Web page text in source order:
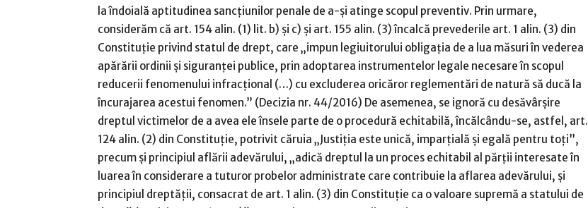
la îndoială aptitudinea sancţiunilor penale de a-şi atinge scopul preventiv. Prin urmare,
considerăm că art. 154 alin. (1) lit. b) şi c) şi art. 155 alin. (3) încalcă prevederile art. 1 alin. (3) din
Constituţie privind statul de drept, care „impun legiuitorului obligaţia de a lua măsuri în vederea
apărării ordinii şi siguranţei publice, prin adoptarea instrumentelor legale necesare în scopul
reducerii fenomenului infracţional (…) cu excluderea oricăror reglementări de natură să ducă la
încurajarea acestui fenomen.” (Decizia nr. 44/2016) De asemenea, se ignoră cu desăvârşire
dreptul victimelor de a avea ele însele parte de o procedură echitabilă, încălcându-se, astfel, art.
124 alin. (2) din Constituţie, potrivit căruia „Justiţia este unică, imparţială şi egală pentru toţi”,
precum şi principiul aflării adevărului, „adică dreptul la un proces echitabil al părţii interesate în
luarea în considerare a tuturor probelor administrate care contribuie la aflarea adevărului, şi
principiul dreptăţii, consacrat de art. 1 alin. (3) din Constituţie ca o valoare supremă a statului de